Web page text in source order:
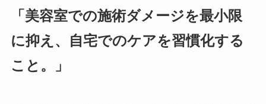
「美容室での施術ダメージを最小限
に抑え、自宅でのケアを習慣化する
こと。」